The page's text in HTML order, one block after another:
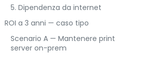
5. Dipendenza da internet
ROI a 3 anni — caso tipo
Scenario A — Mantenere print
server on-prem